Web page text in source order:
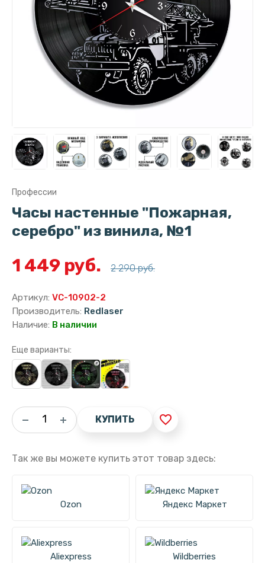
Профессии
Часы настенные "Пожарная,
серебро" из винила, №1
1 449 руб. 2 290 руб.
Артикул: VC-10902-2
Производитель: Redlaser
Наличие: В наличии
Еще варианты:
КУПИТЬ favorite_border
Так же вы можете купить этот товар здесь:
Ozon Яндекс Маркет
Aliexpress Wildberries